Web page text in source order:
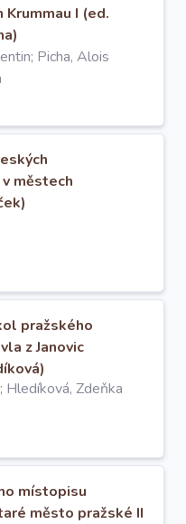
Krummau I (ed.
Picha, Alois
městech
pražského
z Janovic
Hledíková, Zdeňka
místopisu
město pražské II